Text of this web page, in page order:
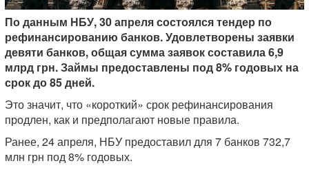
По данным НБУ, 30 апреля состоялся тендер по
рефинансированию банков. Удовлетворены заявки
девяти банков, общая сумма заявок составила 6,9
млрд грн. Займы предоставлены под 8% годовых на
срок до 85 дней.
Это значит, что «короткий» срок рефинансирования
продлен, как и предполагают новые правила.
Ранее, 24 апреля, НБУ предоставил для 7 банков 732,7
млн грн под 8% годовых.